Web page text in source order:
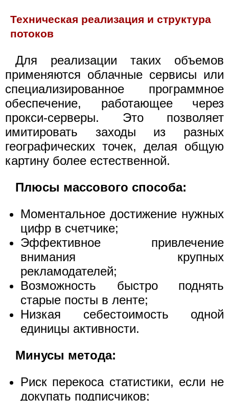
Техническая реализация и структура
потоков
Для реализации таких объемов
применяются облачные сервисы или
специализированное программное
обеспечение, работающее через
прокси-серверы. Это позволяет
имитировать заходы из разных
географических точек, делая общую
картину более естественной.
Плюсы массового способа:
Моментальное достижение нужных
цифр в счетчике;
Эффективное привлечение
внимания крупных
рекламодателей;
Возможность быстро поднять
старые посты в ленте;
Низкая себестоимость одной
единицы активности.
Минусы метода:
Риск перекоса статистики, если не
докупать подписчиков;